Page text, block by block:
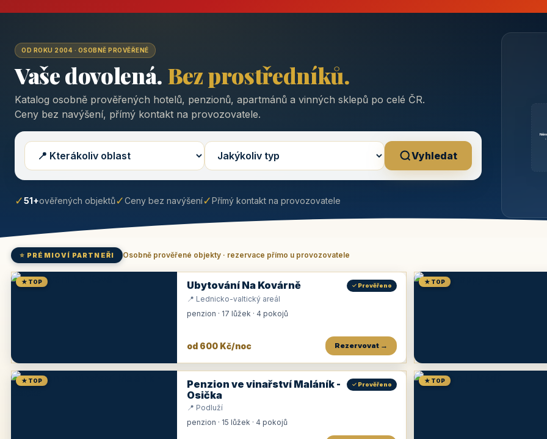
OD ROKU 2004 · OSOBNĚ PROVĚŘENÉ
Vaše dovolená. Bez prostředníků.
Katalog osobně prověřených hotelů, penzionů, apartmánů a vinných sklepů po celé ČR.
Ceny bez navýšení, přímý kontakt na provozovatele.
Vyhledat
✓51+ověřených objektů✓Ceny bez navýšení✓Přímý kontakt na provozovatele
⭐ PRÉMIOVÍ PARTNEŘI Osobně prověřené objekty · rezervace přímo u provozovatele
★ TOP Ubytování Na Kovárně ✓ Prověřeno
📍 Lednicko-valtický areál
penzion · 17 lůžek · 4 pokojů
od 600 Kč/noc Rezervovat →
★ TOP
★ TOP
Penzion ve vinařství Maláník -
Osička
✓ Prověřeno
📍 Podluží
penzion · 15 lůžek · 4 pokojů
★ TOP